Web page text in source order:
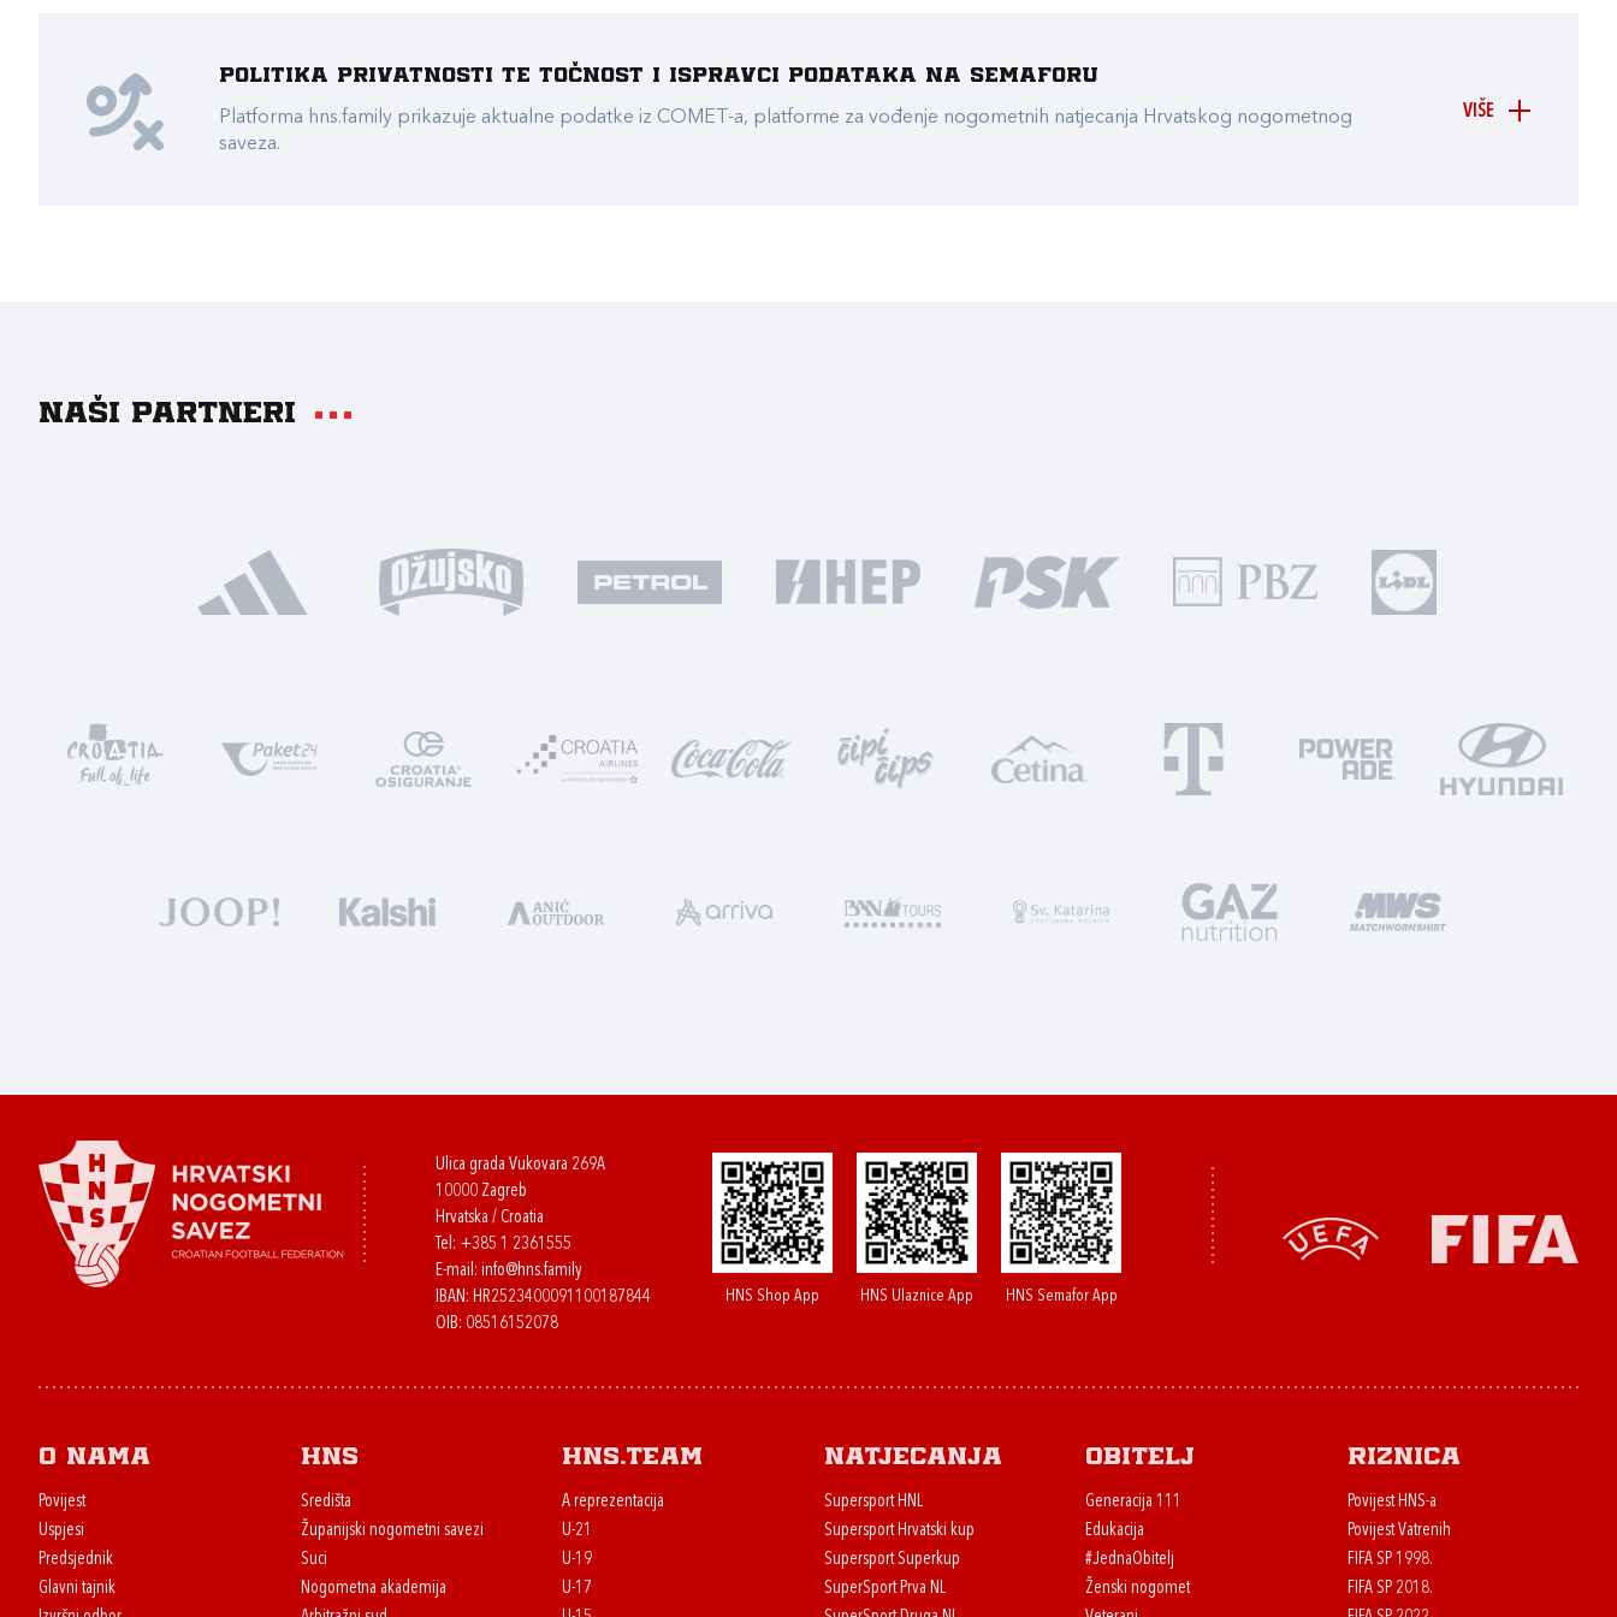
VIŠE
Politika privatnosti te točnost i ispravci podataka na Semaforu
Platforma hns.family prikazuje aktualne podatke iz COMET-a, platforme za vođenje nogometnih natjecanja Hrvatskog nogometnog
saveza.
Naši partneri
Ulica grada Vukovara 269A
10000 Zagreb
Hrvatska / Croatia
Tel: +385 1 2361555
E-mail: info@hns.family
IBAN: HR2523400091100187844
OIB: 08516152078
HNS Shop App HNS Ulaznice App HNS Semafor App
O nama
Povijest
Uspjesi
Predsjednik
Glavni tajnik
HNS
Središta
Županijski nogometni savezi
Suci
Nogometna akademija
HNS.team
A reprezentacija
U-21
U-19
U-17
Natjecanja
Supersport HNL
Supersport Hrvatski kup
Supersport Superkup
SuperSport Prva NL
Obitelj
Generacija 111
Edukacija
#JednaObitelj
Ženski nogomet
Riznica
Povijest HNS-a
Povijest Vatrenih
FIFA SP 1998.
FIFA SP 2018.